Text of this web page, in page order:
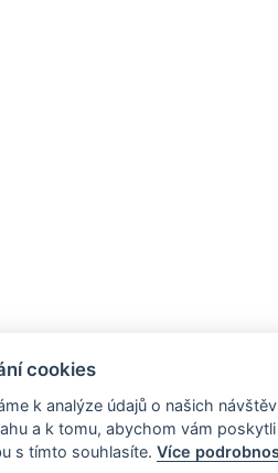
cookies
k analýze údajů o našich
a k tomu, abychom vám
s tímto souhlasíte.Více